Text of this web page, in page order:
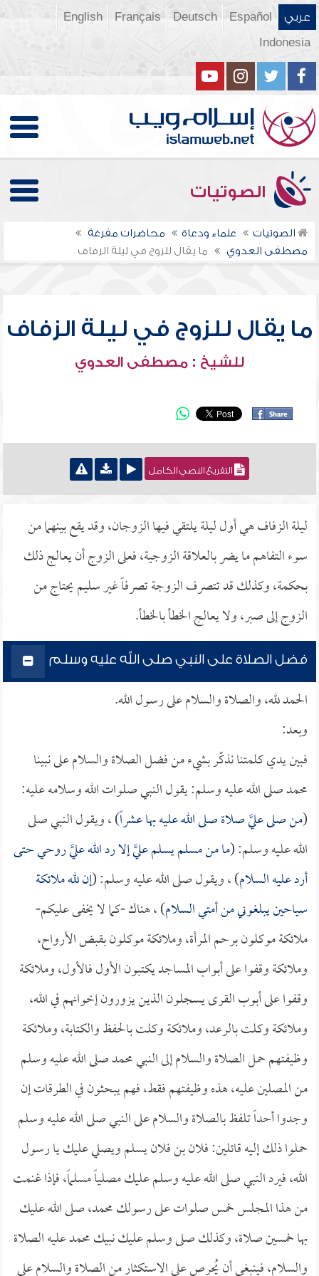
عربي Español
Deutsch
Français
English
Indonesia
الصوتيات
الصوتيات علماء ودعاة
محاضرات مفرغة
مصطفى العدوي
ما يقال للزوج في ليلة الزفاف
ما يقال للزوج في ليلة الزفاف
للشيخ : مصطفى العدوي
التفريغ النصي الكامل
ليلة الزفاف هي أول ليلة يلتقي فيها الزوجان، وقد يقع بينهما من
سوء التفاهم ما يضر بالعلاقة الزوجية، فعلى الزوج أن يعالج ذلك
بحكمة، وكذلك قد تتصرف الزوجة تصرفاً غير سليم يحتاج من
الزوج إلى صبر، ولا يعالج الخطأ بالخطأ.
فضل الصلاة على النبي صلى الله عليه وسلم
الحمد لله، والصلاة والسلام على رسول الله.
وبعد:
فبين يدي كلمتنا نذكّر بشيء من فضل الصلاة والسلام على نبينا
محمد صلى الله عليه وسلم: يقول النبي صلوات الله وسلامه عليه:
(من صلى عليَّ صلاة صلى الله عليه بها عشراً) ، ويقول النبي صلى
الله عليه وسلم: (ما من مسلم يسلم عليَّ إلا رد الله عليَّ روحي حتى
أرد عليه السلام) ، ويقول صلى الله عليه وسلم: (إن لله ملائكة
سياحين يبلغوني من أمتي السلام) ، هناك -كما لا يخفى عليكم-
ملائكة موكلون برحم المرأة، وملائكة موكلون بقبض الأرواح،
وملائكة وقفوا على أبواب المساجد يكتبون الأول فالأول، وملائكة
وقفوا على أبوب القرى يسجلون الذين يزورون إخوانهم في الله،
وملائكة وكلت بالرعد، وملائكة وكلت بالحفظ والكتابة، وملائكة
وظيفتهم حمل الصلاة والسلام إلى النبي محمد صلى الله عليه وسلم
من المصلين عليه، هذه وظيفتهم فقط، فهم يبحثون في الطرقات إن
وجدوا أحداً تلفظ بالصلاة والسلام على النبي صلى الله عليه وسلم
حملوا ذلك إليه قائلين: فلان بن فلان يسلم ويصلي عليك يا رسول
الله، فيرد النبي صلى الله عليه وسلم عليك مصلياً مسلماً، فإذا غنمت
من هذا المجلس خمس صلوات على رسولك محمد، صلى الله عليك
بها خمسين صلاة، وكذلك صلى وسلم عليك نبيك محمد عليه الصلاة
والسلام، فينبغي أن يُحرص على الاستكثار من الصلاة والسلام على